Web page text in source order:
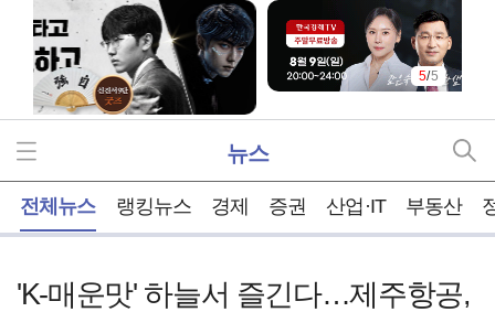
5/5
뉴스
전체뉴스 랭킹뉴스 경제 증권 산업·IT 부동산
'K-매운맛' 하늘서 즐긴다…제주항공,